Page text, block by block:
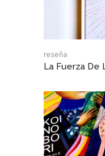
reseña
La Fuerza De